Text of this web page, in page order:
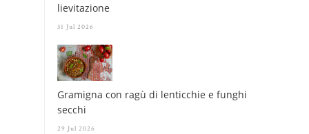
lievitazione
31 Jul 2026
Gramigna con ragù di lenticchie e funghi
secchi
29 Jul 2026